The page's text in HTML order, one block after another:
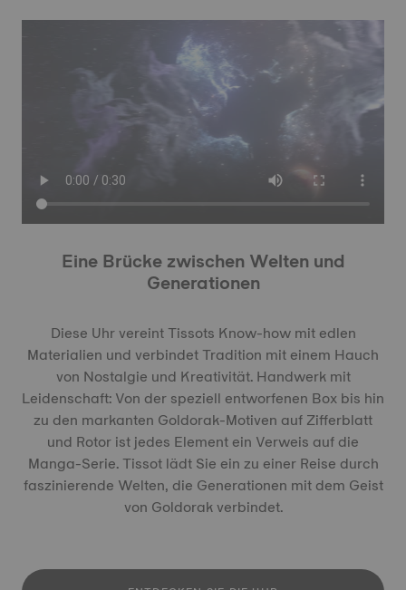
Eine Brücke zwischen Welten und
Generationen
Diese Uhr vereint Tissots Know-how mit edlen
Materialien und verbindet Tradition mit einem Hauch
von Nostalgie und Kreativität. Handwerk mit
Leidenschaft: Von der speziell entworfenen Box bis hin
zu den markanten Goldorak-Motiven auf Zifferblatt
und Rotor ist jedes Element ein Verweis auf die
Manga-Serie. Tissot lädt Sie ein zu einer Reise durch
faszinierende Welten, die Generationen mit dem Geist
von Goldorak verbindet.